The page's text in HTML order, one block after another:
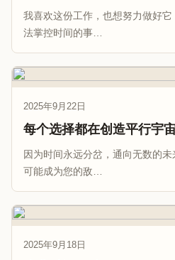
我喜欢这份工作，也想努力做好
法掌控时间的事…
2025年9月22日
每个选择都在创造平行宇
因为时间永远分岔，通向无数的
可能成为您的敌…
2025年9月18日